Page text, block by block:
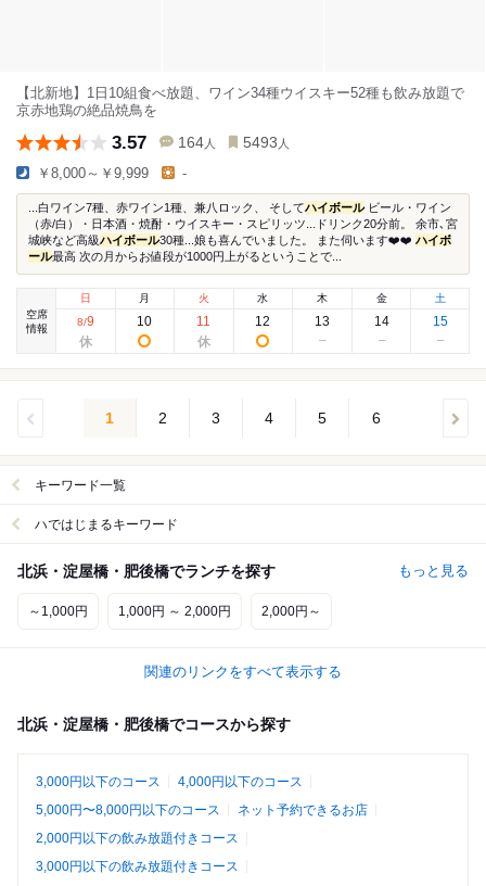
【北新地】1日10組食べ放題、ワイン34種ウイスキー52種も飲み放題で
京赤地鶏の絶品焼鳥を
3.57 164 人 5493 人
￥8,000～￥9,999 -
...白ワイン7種、赤ワイン1種、兼八ロック、 そしてハイボールビール・ワイン
（赤/白）・日本酒・焼酎・ウイスキー・スピリッツ...ドリンク20分前。 余市､宮
城峡など高級ハイボール30種...娘も喜んでいました。 また伺います❤️‍❤️‍ ハイボ
ール最高 次の月からお値段が1000円上がるということで...
空席
情報
日
8/9
月
10
火
11
水
12
木
13
金
14
土
15
1 2 3 4 5 6
キーワード一覧
ハではじまるキーワード
北浜・淀屋橋・肥後橋でランチを探す もっと見る
～1,000円 1,000円 ～ 2,000円 2,000円～
関連のリンクをすべて表示する
北浜・淀屋橋・肥後橋でコースから探す
3,000円以下のコース
4,000円以下のコース
5,000円〜8,000円以下のコース
ネット予約できるお店
2,000円以下の飲み放題付きコース
3,000円以下の飲み放題付きコース